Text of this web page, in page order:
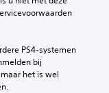
PS4-systemen
bij
het is wel